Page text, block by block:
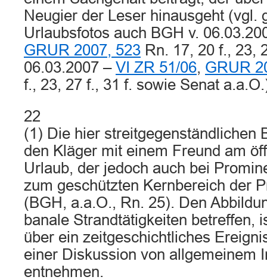
Neugier der Leser hinausgeht (vgl.
Urlaubsfotos auch BGH v.
GRUR 2007, 523 Rn. 17, 20 f., 23,
06.03.2007 – VI ZR 51/06, GRUR
f., 23, 27 f., 31 f. sowie Senat
22
(1) Die hier streitgegenständlichen
den Kläger mit einem Freund am
Urlaub, der jedoch auch bei
zum geschützten Kernbereich der
(BGH, a.a.O., Rn. 25). Den
banale Strandtätigkeiten betreffen,
über ein zeitgeschichtliches
einer Diskussion von allgemeinem
entnehmen.